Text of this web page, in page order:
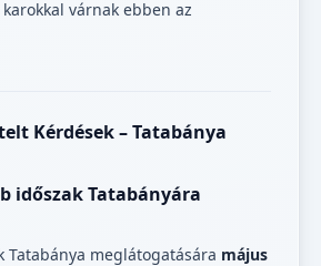
várnak ebben az
Kérdések – Tatabánya
időszak Tatabányára
Tatabánya meglátogatására május